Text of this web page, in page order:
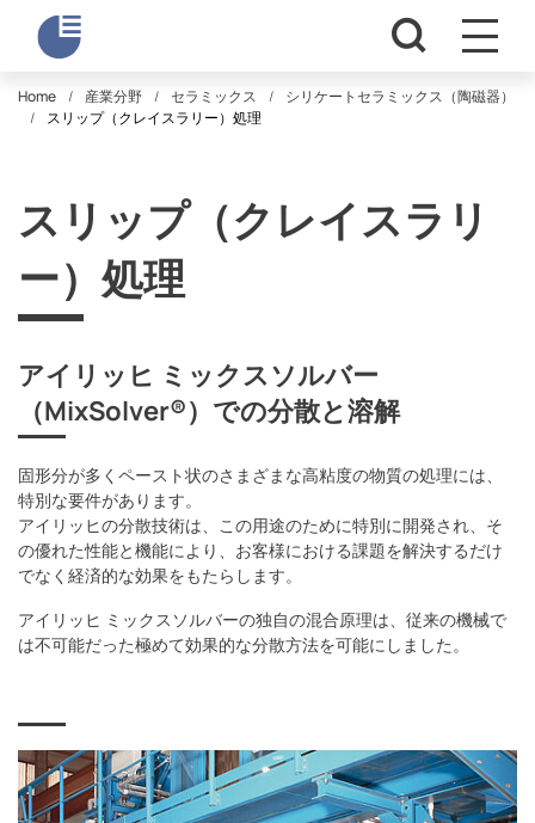
Home 産業分野 セラミックス
シリケートセラミックス（陶磁器）
スリップ（クレイスラリー）処理
スリップ（クレイスラリ
ー）処理
アイリッヒ ミックスソルバー
（MixSolver®）での分散と溶解
固形分が多くペースト状のさまざまな高粘度の物質の処理には、
特別な要件があります。
アイリッヒの分散技術は、この用途のために特別に開発され、そ
の優れた性能と機能により、お客様における課題を解決するだけ
でなく経済的な効果をもたらします。
アイリッヒ ミックスソルバーの独自の混合原理は、従来の機械で
は不可能だった極めて効果的な分散方法を可能にしました。